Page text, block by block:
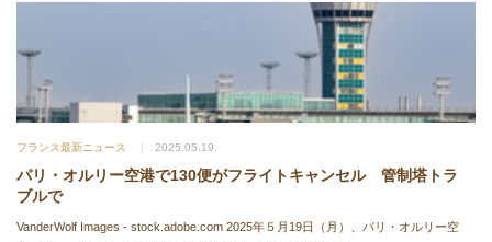
フランス最新ニュース 2025.05.19.
パリ・オルリー空港で130便がフライトキャンセル 管制塔トラ
ブルで
VanderWolf Images - stock.adobe.com 2025年５月19日（月）、パリ・オルリー空